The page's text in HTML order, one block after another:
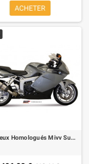
ACHETER
Silencieux Homologués Mivv Suono Inox BMW K 1200 S/R 05-